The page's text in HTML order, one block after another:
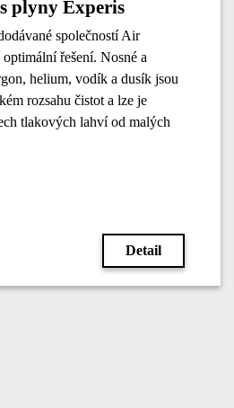
plyny Experis
společností Air
řešení. Nosné a
helium, vodík a dusík jsou
rozsahu čistot a lze je
tlakových lahví od malých
Detail